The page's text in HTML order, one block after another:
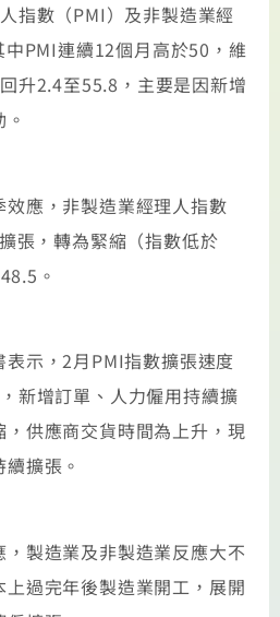
指數（PMI）及非製造業經
PMI連續12個月高於50，維
升2.4至55.8，主要是因新增
應，非製造業經理人指數
張，轉為緊縮（指數低於
。
示，2月PMI指數擴張速度
新增訂單、人力僱用持續擴
供應商交貨時間為上升，現
擴張。
製造業及非製造業反應大不
過完年後製造業開工，展開